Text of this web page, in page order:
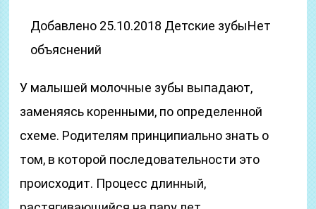
Добавлено 25.10.2018 Детские зубыНет
объяснений
У малышей молочные зубы выпадают,
заменяясь коренными, по определенной
схеме. Родителям принципиально знать о
том, в которой последовательности это
происходит. Процесс длинный,